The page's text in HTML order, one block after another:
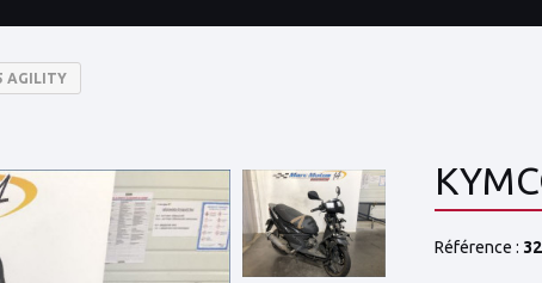
AGILITY
Référence :